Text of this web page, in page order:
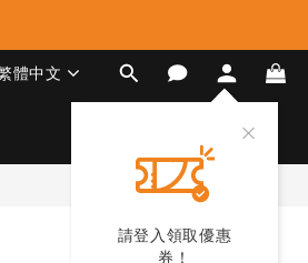
體中文
請登入領取優惠
券！